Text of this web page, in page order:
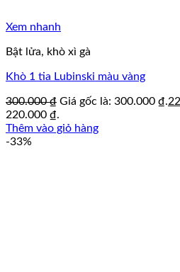
Xem nhanh
Bật lửa, khò xì gà
Khò 1 tia Lubinski màu vàng
300.000₫ Giá gốc là: 300.000 ₫.
220.000 ₫.
Thêm vào giỏ hàng
-33%